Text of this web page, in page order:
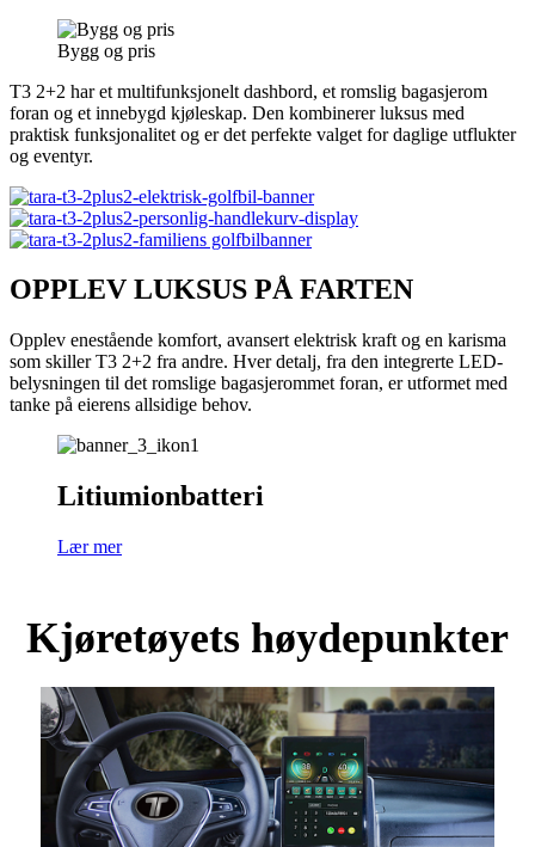
Bygg og pris
T3 2+2 har et multifunksjonelt dashbord, et romslig bagasjerom
foran og et innebygd kjøleskap. Den kombinerer luksus med
praktisk funksjonalitet og er det perfekte valget for daglige utflukter
og eventyr.
OPPLEV LUKSUS PÅ FARTEN
Opplev enestående komfort, avansert elektrisk kraft og en karisma
som skiller T3 2+2 fra andre. Hver detalj, fra den integrerte LED-
belysningen til det romslige bagasjerommet foran, er utformet med
tanke på eierens allsidige behov.
Litiumionbatteri
Lær mer
Kjøretøyets høydepunkter